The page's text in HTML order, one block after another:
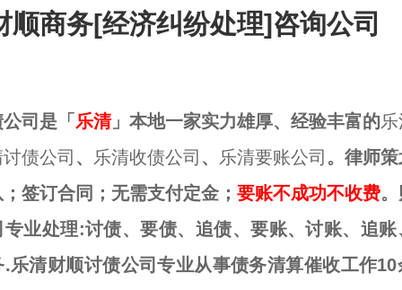
顺商务[经济纠纷处理]咨询公司
司是「 乐清」本地一家实力雄厚、经验丰富的
债公司 、 乐清收债公司 、 乐清要账公司 。律师
签订合同；无需支付定金； 要账不成功不收费
专业处理:讨债、要债、追债、要账、讨账、追账
.乐清财顺讨债公司专业从事债务清算催收工作10